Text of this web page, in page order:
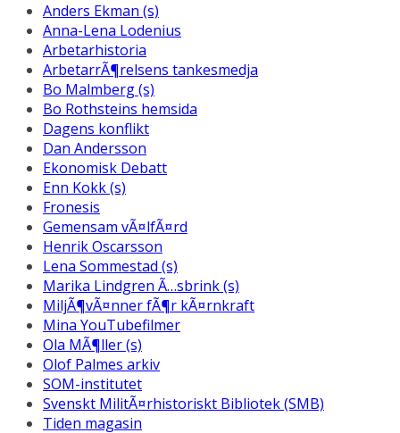
Anders Ekman (s)
Anna-Lena Lodenius
Arbetarhistoria
ArbetarrÃ¶relsens tankesmedja
Bo Malmberg (s)
Bo Rothsteins hemsida
Dagens konflikt
Dan Andersson
Ekonomisk Debatt
Enn Kokk (s)
Fronesis
Gemensam vÃ¤lfÃ¤rd
Henrik Oscarsson
Lena Sommestad (s)
Marika Lindgren Ã…sbrink (s)
MiljÃ¶vÃ¤nner fÃ¶r kÃ¤rnkraft
Mina YouTubefilmer
Ola MÃ¶ller (s)
Olof Palmes arkiv
SOM-institutet
Svenskt MilitÃ¤rhistoriskt Bibliotek (SMB)
Tiden magasin